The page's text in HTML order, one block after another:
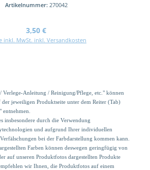
Artikelnummer: 270042
Regulärer Preis:
3,50 €
inkl. MwSt. inkl. Versandkosten
Verlege-Anleitung / Reinigung/Pflege, etc." können
der jeweiligen Produktseite unter dem Reiter (Tab)
insbesondere durch die Verwendung
und aufgrund Ihrer individuellen
bei der Farbdarstellung kommen kann.
Farben können deswegen geringfügig von
auf unseren Produktfotos dargestellten Produkte
wir Ihnen, die Produktfotos auf einem